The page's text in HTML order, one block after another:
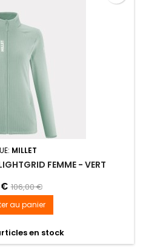
MILLET
FEMME - VERT
106,00 €
au panier
en stock